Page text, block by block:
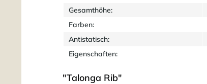
Gesamthöhe:
Farben:
Antistatisch:
Eigenschaften:
"Talonga Rib"